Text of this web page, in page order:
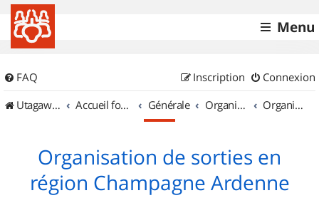
Menu
FAQ Connexion
Inscription
UtagawaVTT (Randos VTT et VTTAE avec traces GPS)
Accueil forum Générale Organisation de sorties & Recherche de partenaires Organisation de sorties en région Champagne Ardenne
Organisation de sorties en
région Champagne Ardenne